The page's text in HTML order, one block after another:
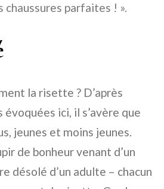
chaussures parfaites ! ».
la risette ? D’après
ici, il s’avère que
jeunes et moins jeunes.
de bonheur venant d’un
désolé d’un adulte – chacun